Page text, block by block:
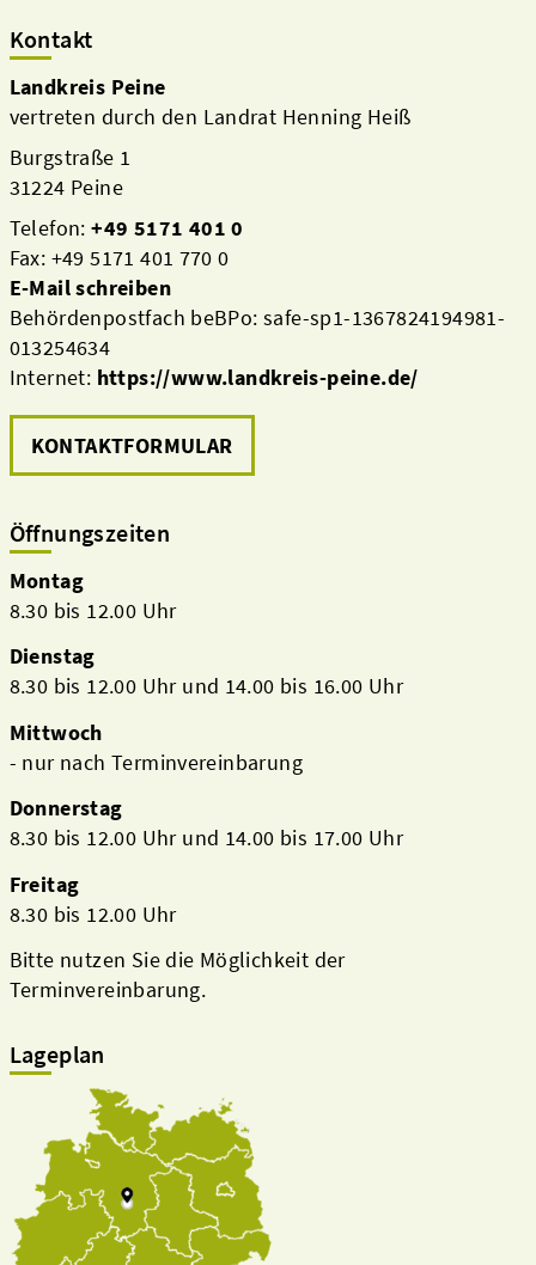
Kontakt
Landkreis Peine
vertreten durch den Landrat Henning Heiß
Burgstraße 1
31224 Peine
Telefon:+49 5171 401 0
Fax: +49 5171 401 770 0
E-Mail schreiben
Behördenpostfach beBPo: safe-sp1-1367824194981-
013254634
Internet: https://www.landkreis-peine.de/
KONTAKTFORMULAR
Öffnungszeiten
Montag
8.30 bis 12.00 Uhr
Dienstag
8.30 bis 12.00 Uhr und 14.00 bis 16.00 Uhr
Mittwoch
- nur nach Terminvereinbarung
Donnerstag
8.30 bis 12.00 Uhr und 14.00 bis 17.00 Uhr
Freitag
8.30 bis 12.00 Uhr
Bitte nutzen Sie die Möglichkeit der
Terminvereinbarung.
Lageplan